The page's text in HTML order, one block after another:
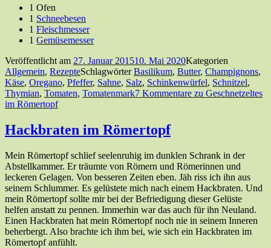
1 Ofen
1 Schneebesen
1 Fleischmesser
1 Gemüsemesser
Veröffentlicht am 27. Januar 201510. Mai 2020Kategorien
Allgemein, RezepteSchlagwörterBasilikum, Butter, Champignons,
Käse, Oregano, Pfeffer, Sahne, Salz, Schinkenwürfel, Schnitzel,
Thymian, Tomaten, Tomatenmark7 Kommentare zu Geschnetzeltes
im Römertopf
Hackbraten im Römertopf
Mein Römertopf schlief seelenruhig im dunklen Schrank in der
Abstellkammer. Er träumte von Römern und Römerinnen und
leckeren Gelagen. Von besseren Zeiten eben. Jäh riss ich ihn aus
seinem Schlummer. Es gelüstete mich nach einem Hackbraten. Und
mein Römertopf sollte mir bei der Befriedigung dieser Gelüste
helfen anstatt zu pennen. Immerhin war das auch für ihn Neuland.
Einen Hackbraten hat mein Römertopf noch nie in seinem Inneren
beherbergt. Also brachte ich ihm bei, wie sich ein Hackbraten im
Römertopf anfühlt.